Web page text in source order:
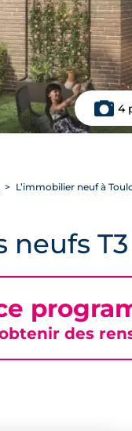
4
L’immobilier neuf à
neufs T3
des